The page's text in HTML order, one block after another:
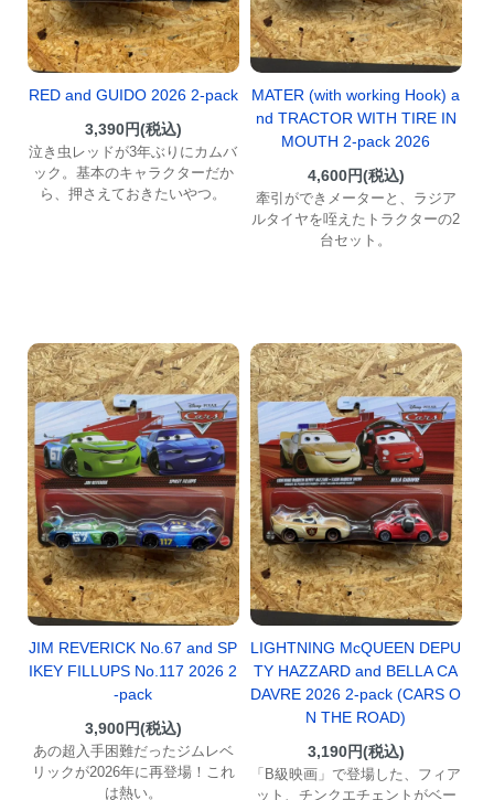
RED and GUIDO 2026 2-pack
3,390円(税込)
泣き虫レッドが3年ぶりにカムバ
ック。基本のキャラクターだか
ら、押さえておきたいやつ。
MATER (with working Hook) a
nd TRACTOR WITH TIRE IN
MOUTH 2-pack 2026
4,600円(税込)
牽引ができメーターと、ラジア
ルタイヤを咥えたトラクターの2
台セット。
JIM REVERICK No.67 and SP
IKEY FILLUPS No.117 2026 2
-pack
3,900円(税込)
あの超入手困難だったジムレベ
リックが2026年に再登場！これ
は熱い。
LIGHTNING McQUEEN DEPU
TY HAZZARD and BELLA CA
DAVRE 2026 2-pack (CARS O
N THE ROAD)
3,190円(税込)
「B級映画」で登場した、フィア
ット、チンクエチェントがベー